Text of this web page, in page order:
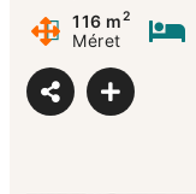
116 m2
Méret